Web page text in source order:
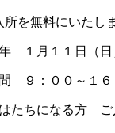
所を無料にいたし
年 １月１１日（日
間 ９：００～１６
たちになる方 ご